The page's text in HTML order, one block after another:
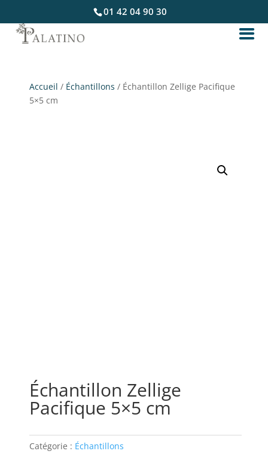
01 42 04 90 30
Accueil / Échantillons / Échantillon Zellige Pacifique
5×5 cm
Échantillon Zellige
Pacifique 5×5 cm
Catégorie : Échantillons